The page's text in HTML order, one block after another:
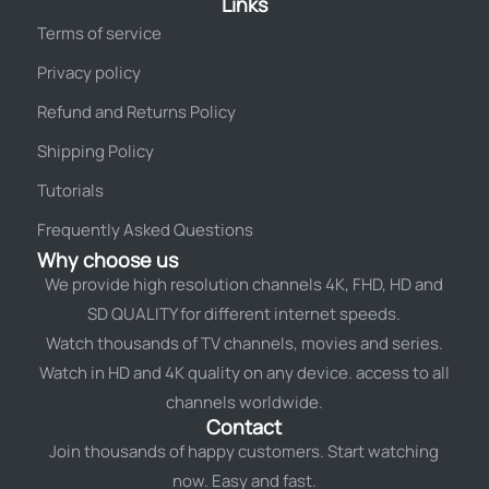
Terms of service
Privacy policy
Refund and Returns Policy
Shipping Policy
Tutorials
Frequently Asked Questions
Why choose us
We provide high resolution channels 4K, FHD, HD and
SD QUALITY for different internet speeds.
Watch thousands of TV channels, movies and series.
Watch in HD and 4K quality on any device. access to all
channels worldwide.
Contact
Join thousands of happy customers. Start watching
now. Easy and fast.